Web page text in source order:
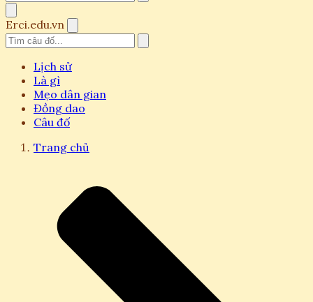
Erci.edu.vn
Lịch sử
Là gì
Mẹo dân gian
Đồng dao
Câu đố
Trang chủ